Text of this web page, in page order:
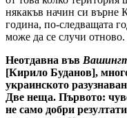
някакъв начин си върне
година, по-следващата
може да се случи отново.
Неотдавна във
[Кирило Буданов],
украинското
Две неща. Първото:
не само добри